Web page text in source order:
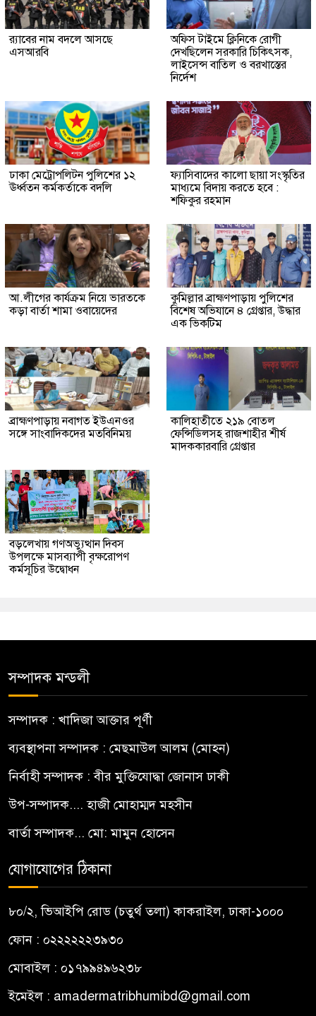
র‍্যাবের নাম বদলে আসছে
এসআরবি
অফিস টাইমে ক্লিনিকে রোগী
দেখছিলেন সরকারি চিকিৎসক,
লাইসেন্স বাতিল ও বরখাস্তের
নির্দেশ
ঢাকা মেট্রোপলিটন পুলিশের ১২
ঊর্ধ্বতন কর্মকর্তাকে বদলি
ফ্যাসিবাদের কালো ছায়া সংস্কৃতির
মাধ্যমে বিদায় করতে হবে :
শফিকুর রহমান
আ.লীগের কার্যক্রম নিয়ে ভারতকে
কড়া বার্তা শামা ওবায়েদের
কুমিল্লার ব্রাহ্মণপাড়ায় পুলিশের
বিশেষ অভিযানে ৪ গ্রেপ্তার, উদ্ধার
এক ভিকটিম
ব্রাহ্মণপাড়ায় নবাগত ইউএনওর
সঙ্গে সাংবাদিকদের মতবিনিময়
কালিহাতীতে ২১৯ বোতল
ফেন্সিডিলসহ রাজশাহীর শীর্ষ
মাদককারবারি গ্রেপ্তার
বড়লেখায় গণঅভ্যুত্থান দিবস
উপলক্ষে মাসব্যাপী বৃক্ষরোপণ
কর্মসূচির উদ্বোধন
সম্পাদক মন্ডলী
সম্পাদক : খাদিজা আক্তার পূর্ণী
ব্যবস্থাপনা সম্পাদক : মেছমাউল আলম (মোহন)
নির্বাহী সম্পাদক : বীর মুক্তিযোদ্ধা জোনাস ঢাকী
উপ-সম্পাদক.... হাজী মোহাম্মদ মহসীন
বার্তা সম্পাদক... মো: মামুন হোসেন
যোগাযোগের ঠিকানা
৮০/২, ভিআইপি রোড (চতুর্থ তলা) কাকরাইল, ঢাকা-১০০০
ফোন : ০২২২২২২৩৯৩০
মোবাইল : ০১৭৯৯৪৯৬২৩৮
ইমেইল : amadermatribhumibd@gmail.com